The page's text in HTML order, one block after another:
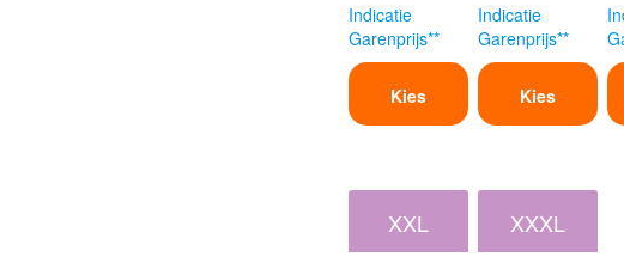
Indicatie
Garenprijs**
Kies
Indicatie
Garenprijs**
Kies
XXL XXXL